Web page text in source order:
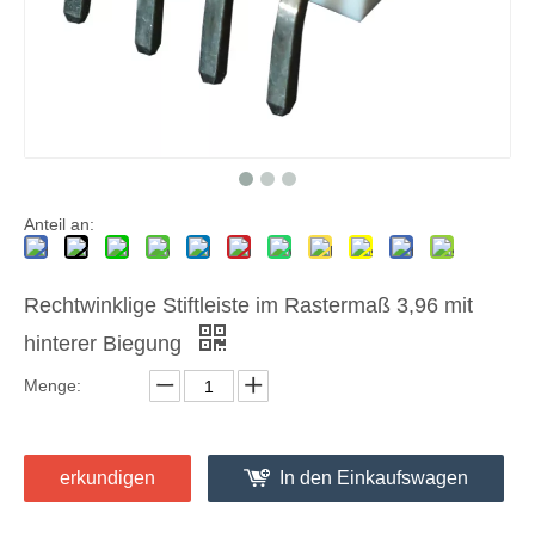
Anteil an:
Rechtwinklige Stiftleiste im Rastermaß 3,96 mit
hinterer Biegung
Menge:
erkundigen In den Einkaufswagen